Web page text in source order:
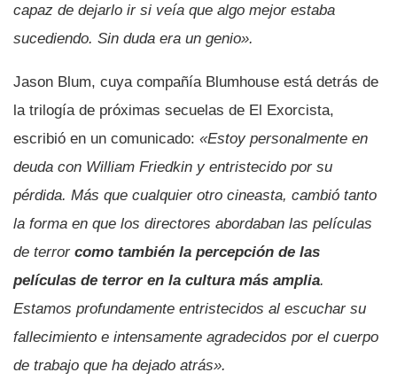
capaz de dejarlo ir si veía que algo mejor estaba
sucediendo. Sin duda era un genio».
Jason Blum, cuya compañía Blumhouse está detrás de
la trilogía de próximas secuelas de El Exorcista,
escribió en un comunicado: «Estoy personalmente en
deuda con William Friedkin y entristecido por su
pérdida. Más que cualquier otro cineasta, cambió tanto
la forma en que los directores abordaban las películas
de terror como también la percepción de las
películas de terror en la cultura más amplia.
Estamos profundamente entristecidos al escuchar su
fallecimiento e intensamente agradecidos por el cuerpo
de trabajo que ha dejado atrás».